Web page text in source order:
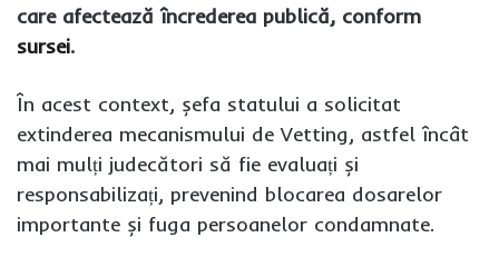
care afectează încrederea publică, conform
sursei.
În acest context, șefa statului a solicitat
extinderea mecanismului de Vetting, astfel încât
mai mulți judecători să fie evaluați și
responsabilizați, prevenind blocarea dosarelor
importante și fuga persoanelor condamnate.